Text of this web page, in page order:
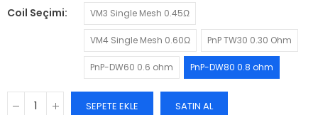
Coil Seçimi VM3 Single Mesh 0.45Ω
VM4 Single Mesh 0.60Ω PnP TW30 0.30 Ohm
PnP-DW60 0.6 ohm PnP-DW80 0.8 ohm
SEPETE EKLE SATIN AL